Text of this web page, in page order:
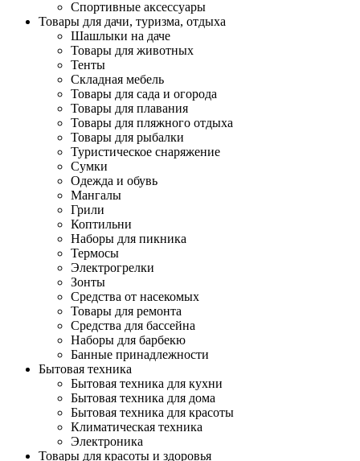
Спортивные аксессуары
Товары для дачи, туризма, отдыха
Шашлыки на даче
Товары для животных
Тенты
Складная мебель
Товары для сада и огорода
Товары для плавания
Товары для пляжного отдыха
Товары для рыбалки
Туристическое снаряжение
Сумки
Одежда и обувь
Мангалы
Грили
Коптильни
Наборы для пикника
Термосы
Электрогрелки
Зонты
Средства от насекомых
Товары для ремонта
Средства для бассейна
Наборы для барбекю
Банные принадлежности
Бытовая техника
Бытовая техника для кухни
Бытовая техника для дома
Бытовая техника для красоты
Климатическая техника
Электроника
Товары для красоты и здоровья